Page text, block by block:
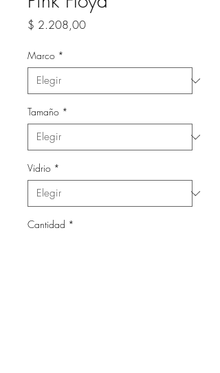
$ 2.208,00Precio
Marco *
Tamaño *
Vidrio *
Cantidad *